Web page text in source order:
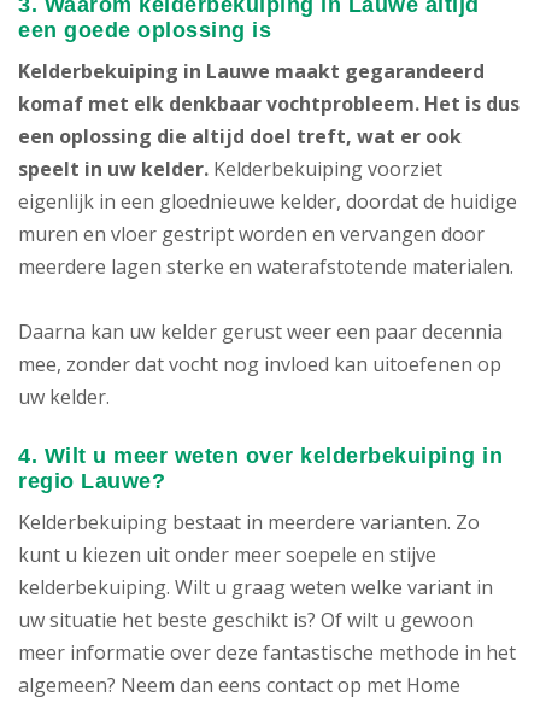
3. Waarom kelderbekuiping in Lauwe altijd
een goede oplossing is
Kelderbekuiping in Lauwe maakt gegarandeerd
komaf met elk denkbaar vochtprobleem. Het is dus
een oplossing die altijd doel treft, wat er ook
speelt in uw kelder. Kelderbekuiping voorziet
eigenlijk in een gloednieuwe kelder, doordat de huidige
muren en vloer gestript worden en vervangen door
meerdere lagen sterke en waterafstotende materialen.
Daarna kan uw kelder gerust weer een paar decennia
mee, zonder dat vocht nog invloed kan uitoefenen op
uw kelder.
4. Wilt u meer weten over kelderbekuiping in
regio Lauwe?
Kelderbekuiping bestaat in meerdere varianten. Zo
kunt u kiezen uit onder meer soepele en stijve
kelderbekuiping. Wilt u graag weten welke variant in
uw situatie het beste geschikt is? Of wilt u gewoon
meer informatie over deze fantastische methode in het
algemeen? Neem dan eens contact op met Home